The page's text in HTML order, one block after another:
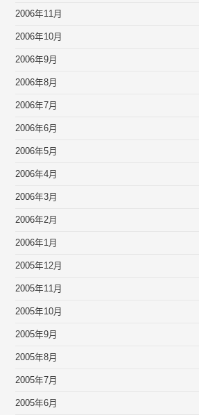
2006年11月
2006年10月
2006年9月
2006年8月
2006年7月
2006年6月
2006年5月
2006年4月
2006年3月
2006年2月
2006年1月
2005年12月
2005年11月
2005年10月
2005年9月
2005年8月
2005年7月
2005年6月